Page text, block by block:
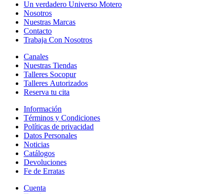
Un verdadero Universo Motero
Nosotros
Nuestras Marcas
Contacto
Trabaja Con Nosotros
Canales
Nuestras Tiendas
Talleres Socopur
Talleres Autorizados
Reserva tu cita
Información
Términos y Condiciones
Políticas de privacidad
Datos Personales
Noticias
Catálogos
Devoluciones
Fe de Erratas
Cuenta